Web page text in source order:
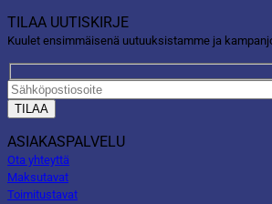
TILAA UUTISKIRJE
Kuulet ensimmäisenä uutuuksistamme ja
ASIAKASPALVELU
Ota yhteyttä
Maksutavat
Toimitustavat